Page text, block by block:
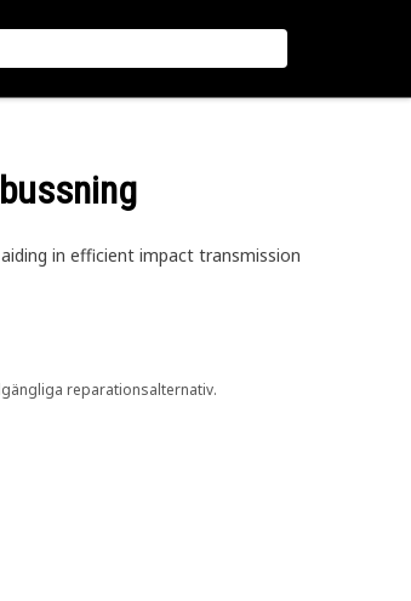
in efficient impact transmission
reparationsalternativ.